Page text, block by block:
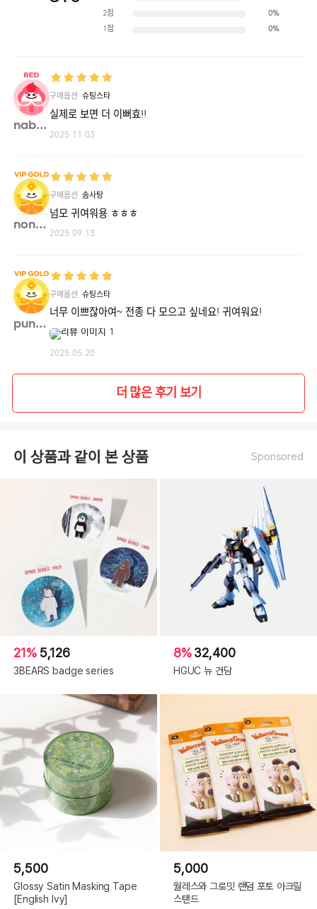
2점 0%
1점 0%
nabi5**
구매옵션 슈팅스타
실제로 보면 더 이뻐효!!
2025.11.03
nonr9**
구매옵션 솜사탕
넘모 귀여워용 ㅎㅎㅎ
2025.09.13
pun54**
구매옵션 슈팅스타
너무 이쁘잖아여~ 전종 다 모으고 싶네요! 귀여워요!
2025.05.20
더 많은 후기 보기
이 상품과 같이 본 상품 Sponsored
21% 5,126
3BEARS badge series
8%32,400
HGUC 뉴 건담
5,500
Glossy Satin Masking Tape
[English Ivy]
5,000
월레스와 그로밋 랜덤 포토 아크릴
스탠드